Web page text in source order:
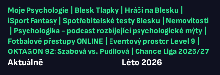
Moje Psychologie Blesk Tlapky Hráči na Blesku
iSport Fantasy
Spotřebitelské testy Blesku
Nemovitosti
Psychologika - podcast rozbíjející psychologické mýty
Fotbalové přestupy ONLINE
Eventový prostor Level 9
OKTAGON 92: Szabová vs. Pudilová
Chance Liga 2026/27
Aktuálně Léto 2026